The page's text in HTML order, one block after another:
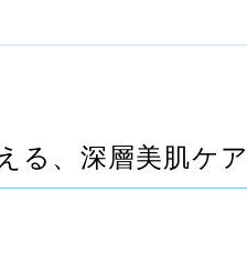
る、深層美肌ケア